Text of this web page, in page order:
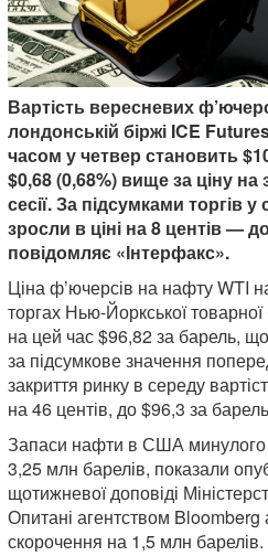
Вартість вересневих
лондонській біржі ICE
часом у четвер становить
$0,68 (0,68%) вище за ціну на
сесії. За підсумками торгів
зросли в ціні на 8 центів —
повідомляє «Інтерфакс».
Ціна ф’ючерсів на нафту WTI
торгах Нью-Йоркської
на цей час $96,82 за барель,
за підсумкове значення
закриття ринку в середу
на 46 центів, до $96,3 за
Запаси нафти в США минулого
3,25 млн барелів, показали
щотижневої доповіді
Опитані агентством Bloomberg
скорочення на 1,5 млн барелів.